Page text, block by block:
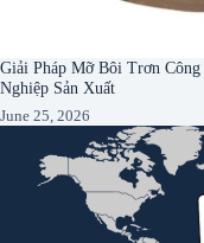
Giải Pháp Mỡ Bôi Trơn
Nghiệp Sản Xuất
June 25, 2026